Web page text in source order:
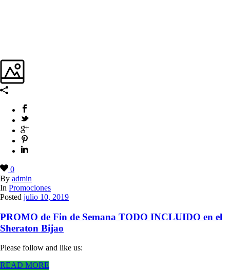
0
By admin
In Promociones
Posted julio 10, 2019
PROMO de Fin de Semana TODO INCLUIDO en el
Sheraton Bijao
Please follow and like us:
READ MORE